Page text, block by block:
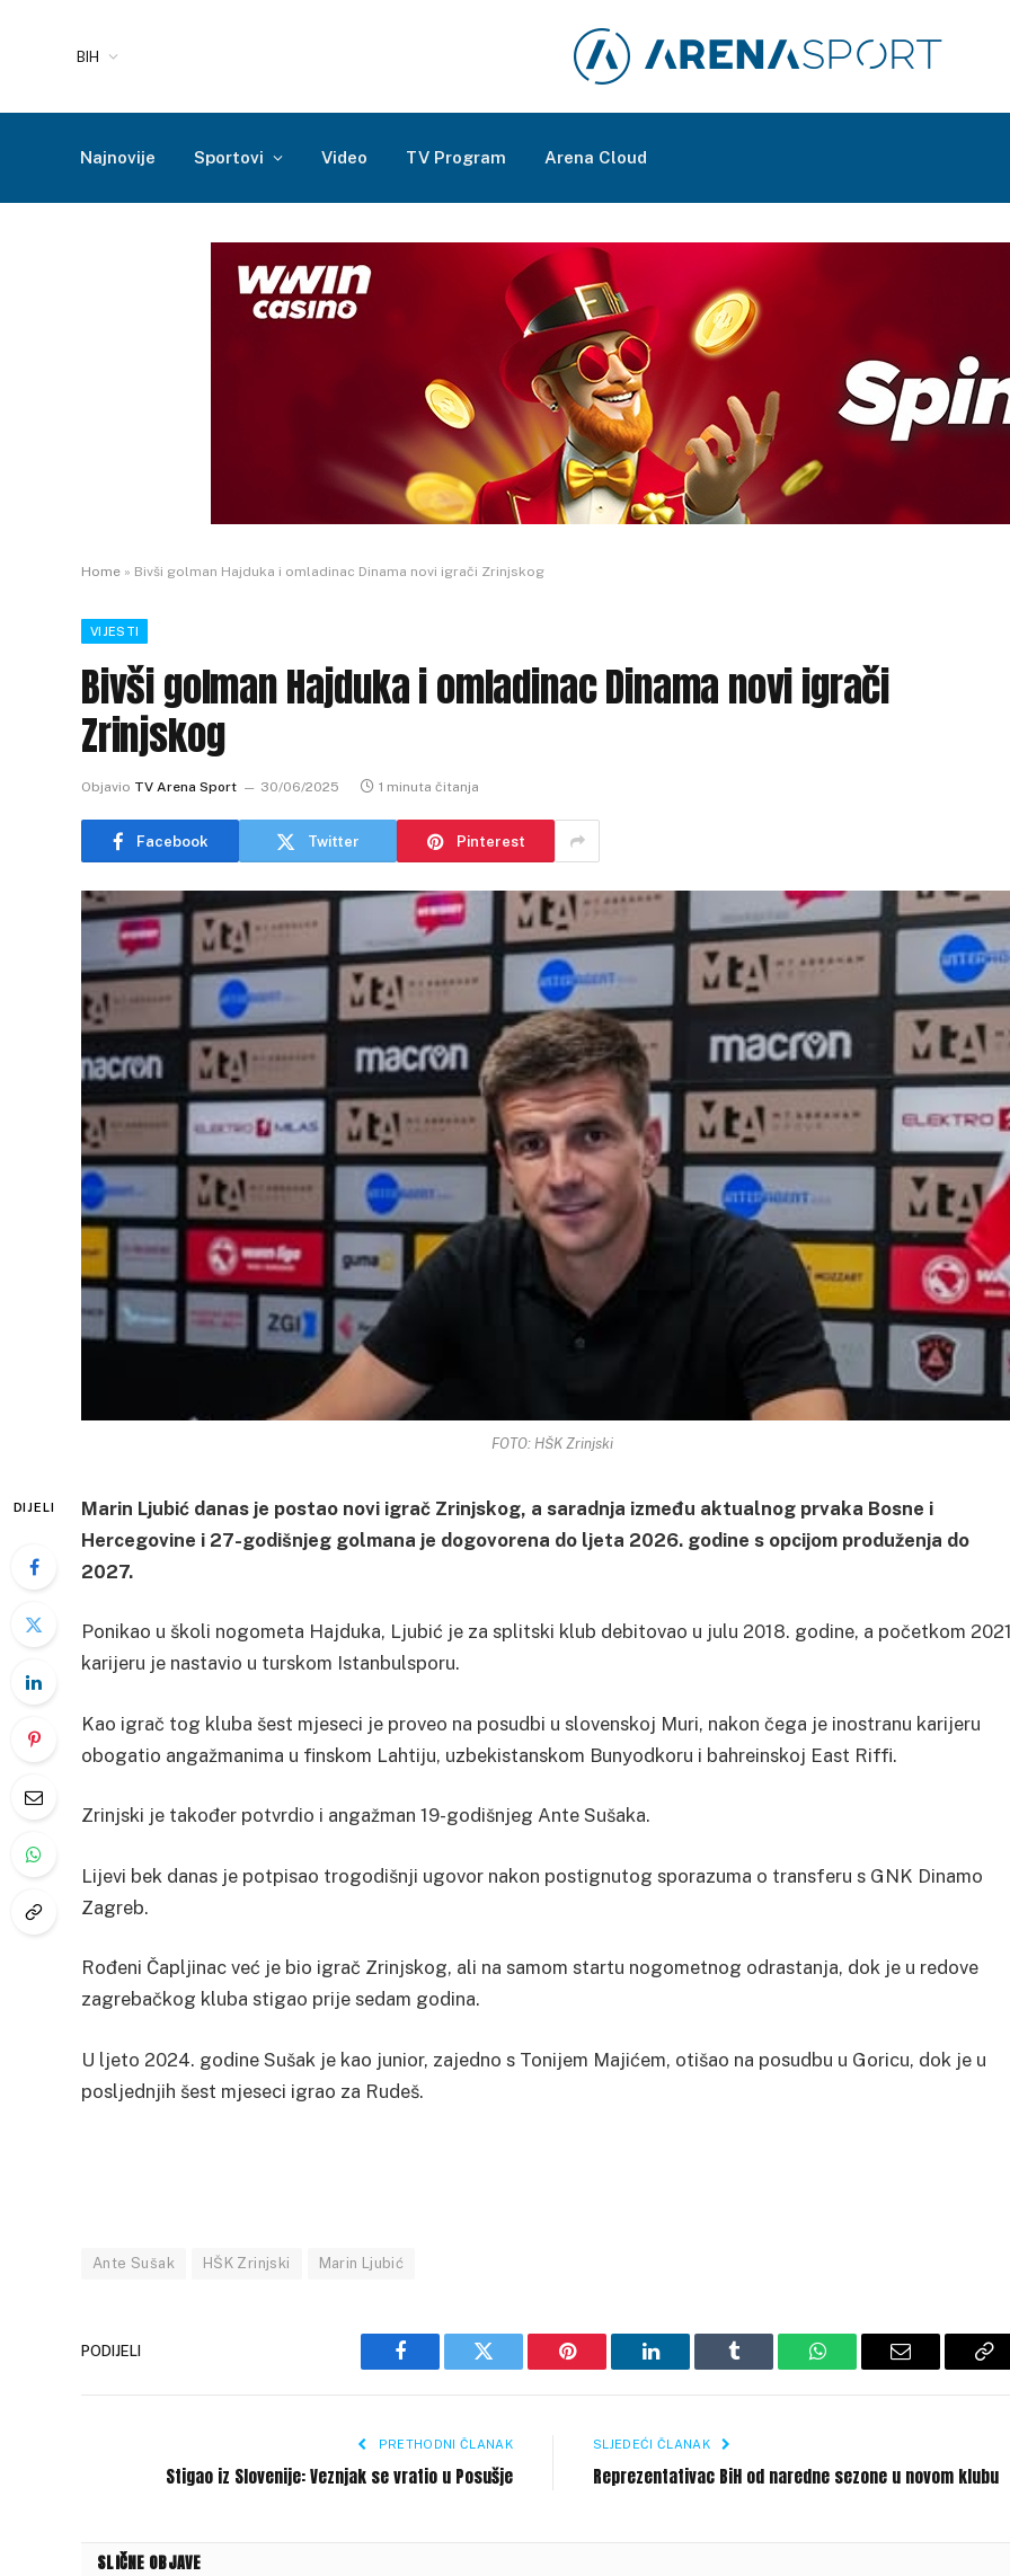
BIH
Najnovije Sportovi Video TV Program Arena Cloud
Home » Bivši golman Hajduka i omladinac Dinama novi igrači Zrinjskog
VIJESTI
Bivši golman Hajduka i omladinac Dinama novi igrači
Zrinjskog
Objavio TV Arena Sport 30/06/2025 1 minuta čitanja
Facebook Twitter Pinterest
FOTO: HŠK Zrinjski
DIJELI
Marin Ljubić danas je postao novi igrač Zrinjskog, a saradnja između aktualnog prvaka Bosne i
Hercegovine i 27-godišnjeg golmana je dogovorena do ljeta 2026. godine s opcijom produženja do
2027.
Ponikao u školi nogometa Hajduka, Ljubić je za splitski klub debitovao u julu 2018. godine, a početkom
karijeru je nastavio u turskom Istanbulsporu.
Kao igrač tog kluba šest mjeseci je proveo na posudbi u slovenskoj Muri, nakon čega je inostranu karijeru
obogatio angažmanima u finskom Lahtiju, uzbekistanskom Bunyodkoru i bahreinskoj East Riffi.
Zrinjski je također potvrdio i angažman 19-godišnjeg Ante Sušaka.
Lijevi bek danas je potpisao trogodišnji ugovor nakon postignutog sporazuma o transferu s GNK Dinamo
Zagreb.
Rođeni Čapljinac već je bio igrač Zrinjskog, ali na samom startu nogometnog odrastanja, dok je u redove
zagrebačkog kluba stigao prije sedam godina.
U ljeto 2024. godine Sušak je kao junior, zajedno s Tonijem Majićem, otišao na posudbu u Goricu, dok je u
posljednjih šest mjeseci igrao za Rudeš.
Ante Sušak HŠK Zrinjski Marin Ljubić
PODIJELI
Facebook Twitter Pinterest LinkedIn Tumblr WhatsAppEmail
PRETHODNI ČLANAK
Stigao iz Slovenije: Veznjak se vratio u Posušje
SLJEDEĆI ČLANAK
Reprezentativac BiH od naredne sezone u novom klubu
SLIČNE OBJAVE